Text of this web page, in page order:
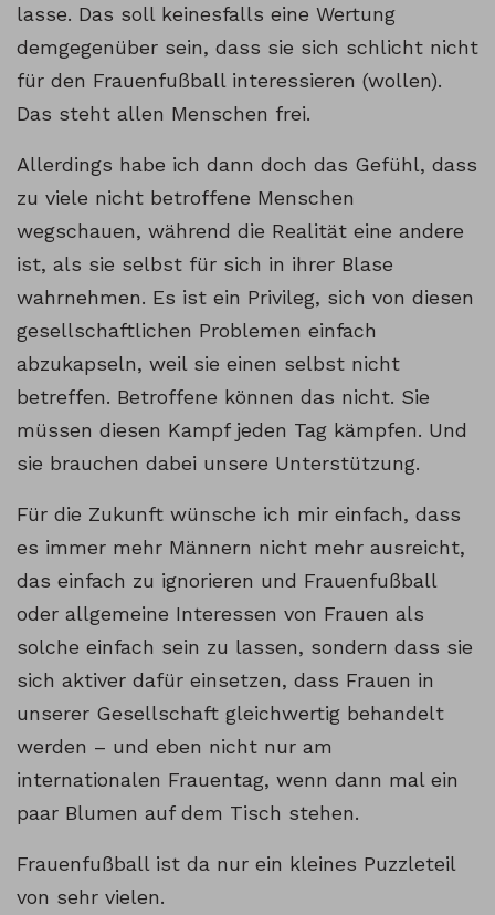
lasse. Das soll keinesfalls eine Wertung
demgegenüber sein, dass sie sich schlicht nicht
für den Frauenfußball interessieren (wollen).
Das steht allen Menschen frei.
Allerdings habe ich dann doch das Gefühl, dass
zu viele nicht betroffene Menschen
wegschauen, während die Realität eine andere
ist, als sie selbst für sich in ihrer Blase
wahrnehmen. Es ist ein Privileg, sich von diesen
gesellschaftlichen Problemen einfach
abzukapseln, weil sie einen selbst nicht
betreffen. Betroffene können das nicht. Sie
müssen diesen Kampf jeden Tag kämpfen. Und
sie brauchen dabei unsere Unterstützung.
Für die Zukunft wünsche ich mir einfach, dass
es immer mehr Männern nicht mehr ausreicht,
das einfach zu ignorieren und Frauenfußball
oder allgemeine Interessen von Frauen als
solche einfach sein zu lassen, sondern dass sie
sich aktiver dafür einsetzen, dass Frauen in
unserer Gesellschaft gleichwertig behandelt
werden – und eben nicht nur am
internationalen Frauentag, wenn dann mal ein
paar Blumen auf dem Tisch stehen.
Frauenfußball ist da nur ein kleines Puzzleteil
von sehr vielen.